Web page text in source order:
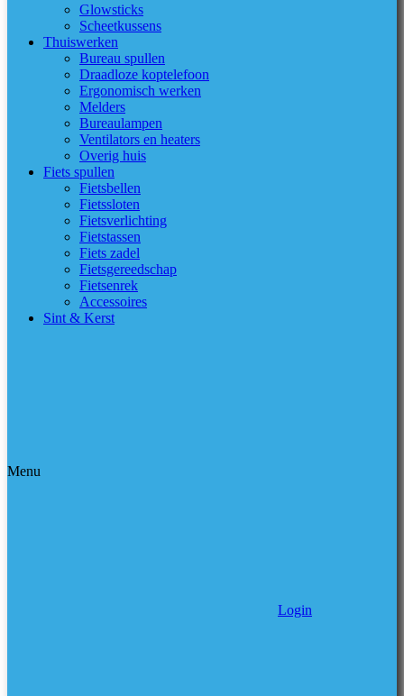
Glowsticks
Scheetkussens
Thuiswerken
Bureau spullen
Draadloze koptelefoon
Ergonomisch werken
Melders
Bureaulampen
Ventilators en heaters
Overig huis
Fiets spullen
Fietsbellen
Fietssloten
Fietsverlichting
Fietstassen
Fiets zadel
Fietsgereedschap
Fietsenrek
Accessoires
Sint & Kerst
Menu
Login